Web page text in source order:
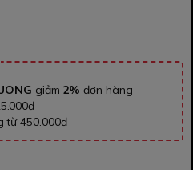
giảm 2% đơn hàng
từ 450.000đ